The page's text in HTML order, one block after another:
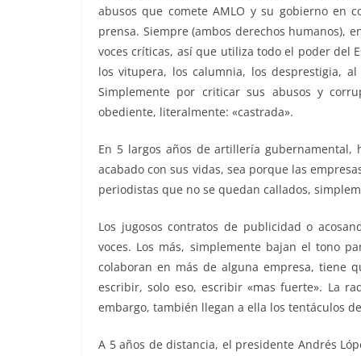
abusos que comete AMLO y su gobierno
prensa. Siempre (ambos derechos humanos),
voces críticas, así que utiliza todo el poder del
los vitupera, los calumnia, los desprestigia,
Simplemente por criticar sus abusos y
obediente, literalmente: «castrada».
En 5 largos años de artillería
acabado con sus vidas, sea porque las
periodistas que no se quedan callados,
Los jugosos contratos de publicidad o
voces. Los más, simplemente bajan el tono
colaboran en más de alguna empresa, tiene
escribir, solo eso, escribir «mas fuerte». La
embargo, también llegan a ella los tentáculos
A 5 años de distancia, el presidente Andrés